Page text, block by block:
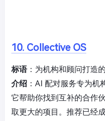
10. Collective OS
标语：为机构和顾问打造
介绍 ：AI 配对服务专为机
它帮助你找到互补的合作
取更大的项目。推荐已经